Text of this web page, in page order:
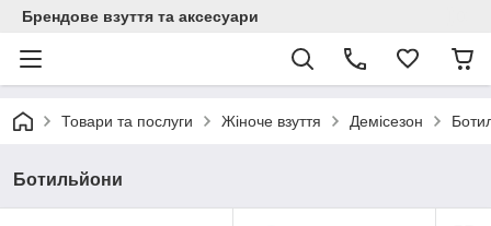
Брендове взуття та аксесуари
Товари та послуги Жіноче взуття Демісезон
Ботильйони